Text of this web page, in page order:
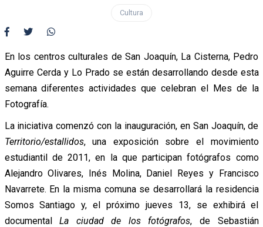
Cultura
En los centros culturales de San Joaquín, La Cisterna, Pedro
Aguirre Cerda y Lo Prado se están desarrollando desde esta
semana diferentes actividades que celebran el Mes de la
Fotografía.
La iniciativa comenzó con la inauguración, en San Joaquín, de
Territorio/estallidos, una exposición sobre el movimiento
estudiantil de 2011, en la que participan fotógrafos como
Alejandro Olivares, Inés Molina, Daniel Reyes y Francisco
Navarrete. En la misma comuna se desarrollará la residencia
Somos Santiago y, el próximo jueves 13, se exhibirá el
documentalLa ciudad de los fotógrafos, de Sebastián